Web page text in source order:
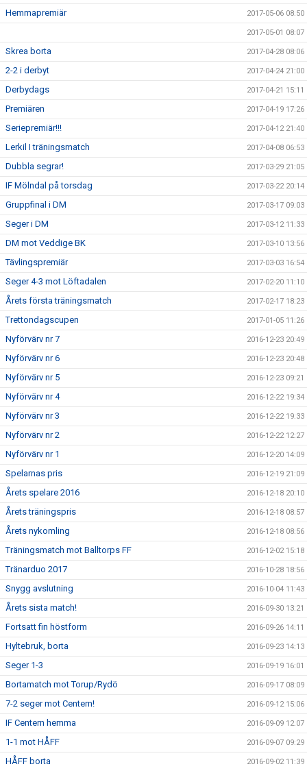
Hemmapremiär 2017-05-06 08:50
2017-05-01 08:07
Skrea borta 2017-04-28 08:06
2-2 i derbyt 2017-04-24 21:00
Derbydags 2017-04-21 15:11
Premiären 2017-04-19 17:26
Seriepremiär!!! 2017-04-12 21:40
Lerkil I träningsmatch 2017-04-08 06:53
Dubbla segrar! 2017-03-29 21:05
IF Mölndal på torsdag 2017-03-22 20:14
Gruppfinal i DM 2017-03-17 09:03
Seger i DM 2017-03-12 11:33
DM mot Veddige BK 2017-03-10 13:56
Tävlingspremiär 2017-03-03 16:54
Seger 4-3 mot Löftadalen 2017-02-20 11:10
Årets första träningsmatch 2017-02-17 18:23
Trettondagscupen 2017-01-05 11:26
Nyförvärv nr 7 2016-12-23 20:49
Nyförvärv nr 6 2016-12-23 20:48
Nyförvärv nr 5 2016-12-23 09:21
Nyförvärv nr 4 2016-12-22 19:34
Nyförvärv nr 3 2016-12-22 19:33
Nyförvärv nr 2 2016-12-22 12:27
Nyförvärv nr 1 2016-12-20 14:09
Spelarnas pris 2016-12-19 21:09
Årets spelare 2016 2016-12-18 20:10
Årets träningspris 2016-12-18 08:57
Årets nykomling 2016-12-18 08:56
Träningsmatch mot Balltorps FF 2016-12-02 15:18
Tränarduo 2017 2016-10-28 18:56
Snygg avslutning 2016-10-04 11:43
Årets sista match! 2016-09-30 13:21
Fortsatt fin höstform 2016-09-26 14:11
Hyltebruk, borta 2016-09-23 14:13
Seger 1-3 2016-09-19 16:01
Bortamatch mot Torup/Rydö 2016-09-17 08:09
7-2 seger mot Centern! 2016-09-12 15:06
IF Centern hemma 2016-09-09 12:07
1-1 mot HÅFF 2016-09-07 09:29
HÅFF borta 2016-09-02 11:39